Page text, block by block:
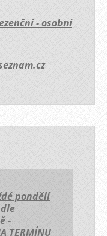
- osobní
pondělí
-
TERMÍNU